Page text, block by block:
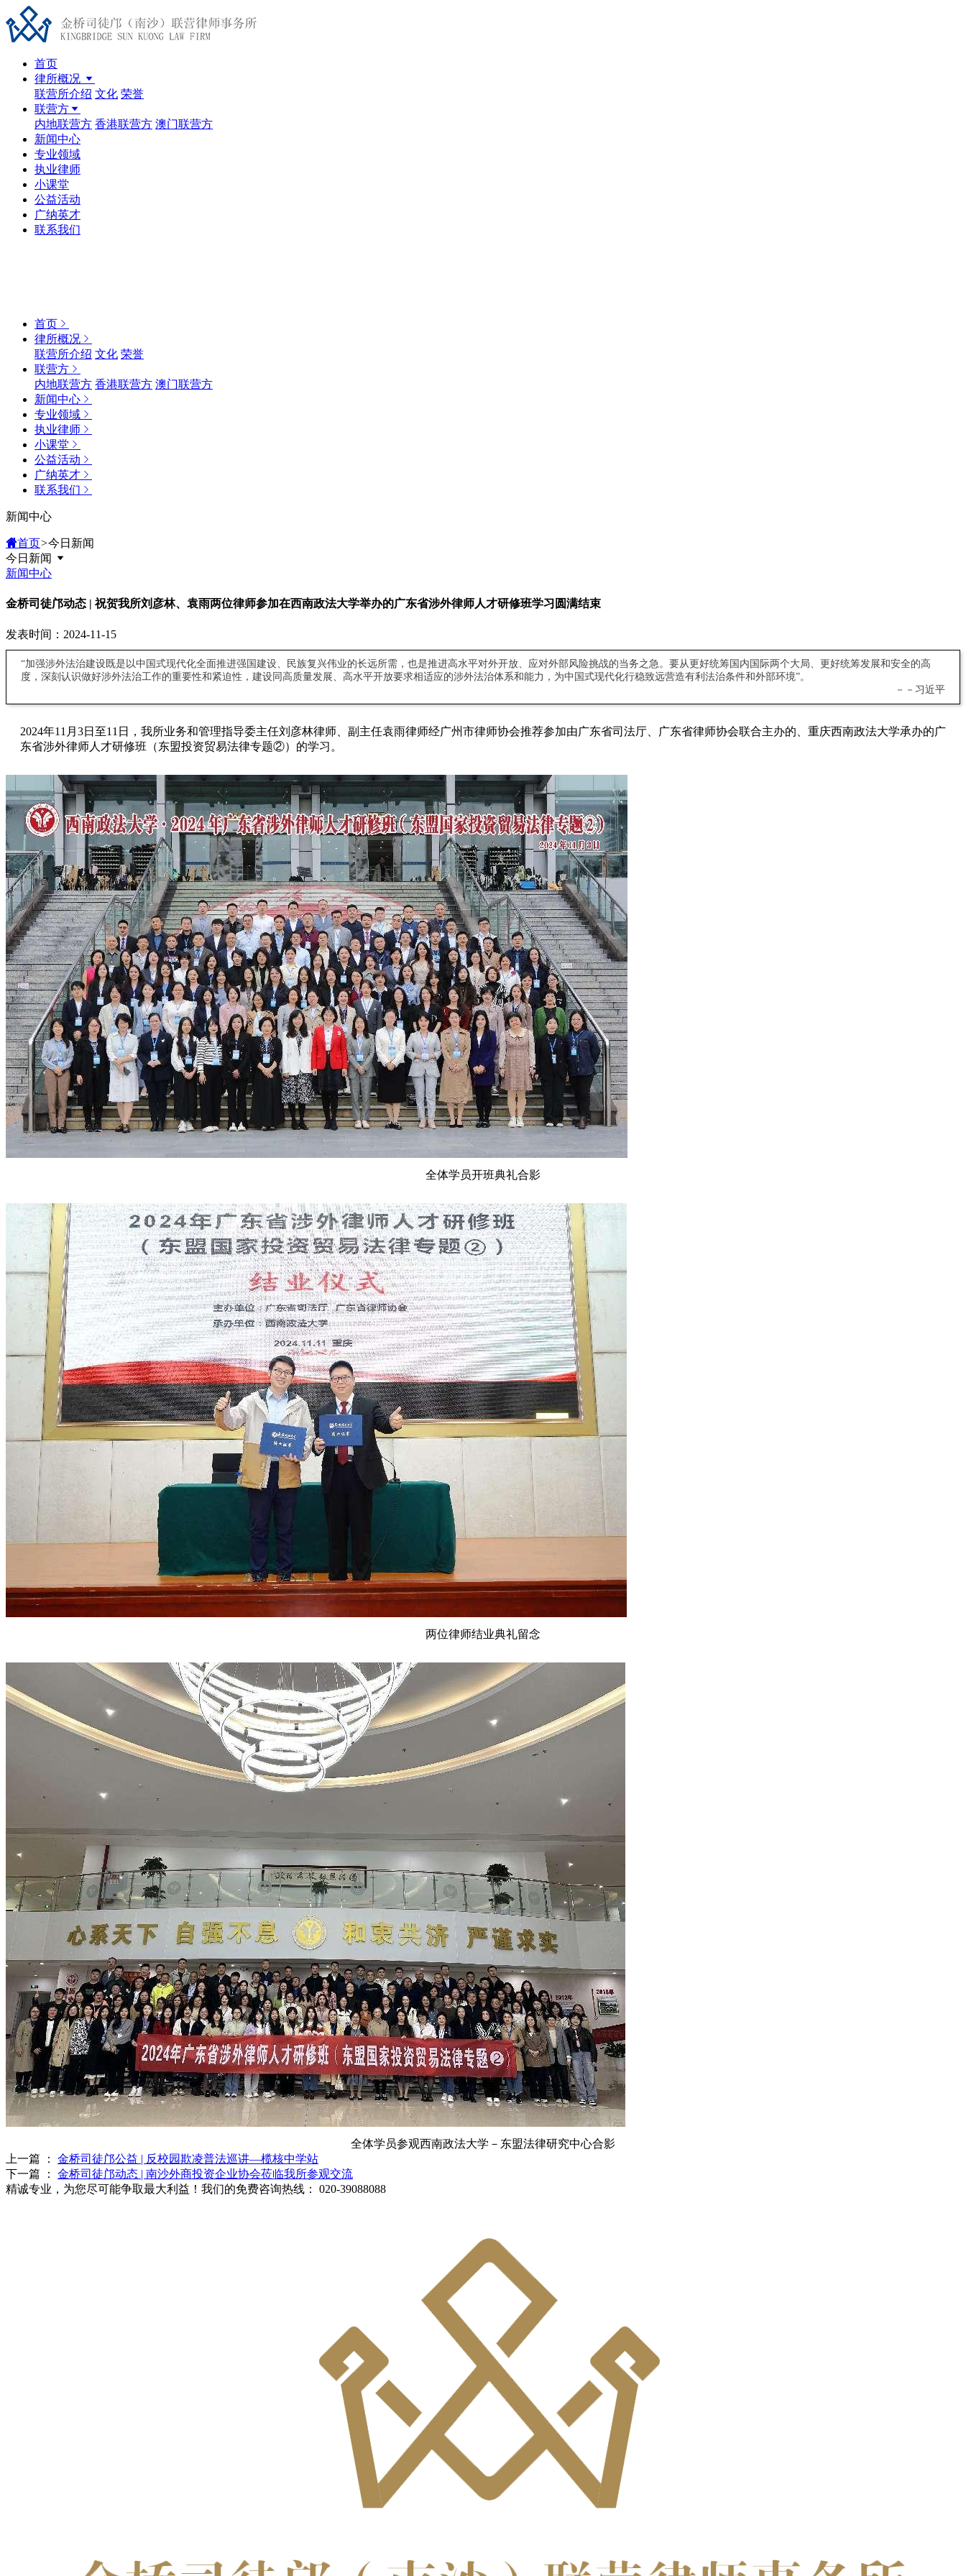
首页
律所概况
联营所介绍 文化 荣誉
联营方
内地联营方 香港联营方 澳门联营方
新闻中心
专业领域
执业律师
小课堂
公益活动
广纳英才
联系我们
首页
律所概况
联营所介绍 文化 荣誉
联营方
内地联营方 香港联营方 澳门联营方
新闻中心
专业领域
执业律师
小课堂
公益活动
广纳英才
联系我们
新闻中心
首页>今日新闻
今日新闻
新闻中心
金桥司徒邝动态 | 祝贺我所刘彦林、袁雨两位律师参加在西南政法大学举办的广东省涉外律师人才研修班学习圆满结束
发表时间：2024-11-15
“加强涉外法治建设既是以中国式现代化全面推进强国建设、民族复兴伟业的长远所需，也是推进高水平对外开放、应对外部风险挑战的当务之急。要从更好统筹国内国际两个大局、更好统筹发展和安全的高
度，深刻认识做好涉外法治工作的重要性和紧迫性，建设同高质量发展、高水平开放要求相适应的涉外法治体系和能力，为中国式现代化行稳致远营造有利法治条件和外部环境”。
－－习近平
2024年11月3日至11日， 我所业务和管理指导委主任刘彦林律师、副主任袁雨律师经广州市律师协会推荐参加由广东省司法厅、广东省律师协会联合主办的、重庆西南政法大学承办的广
东省涉外律师人才研修班（东盟投资贸易法律专题②）的学习。
全体学员开班典礼合影
两位律师结业典礼留念
全体学员参观西南政法大学－东盟法律研究中心合影
上一篇 ：
金桥司徒邝公益 | 反校园欺凌普法巡讲—榄核中学站
下一篇 ：
金桥司徒邝动态 | 南沙外商投资企业协会莅临我所参观交流
精诚专业，为您尽可能争取最大利益！我们的免费咨询热线： 020-39088088